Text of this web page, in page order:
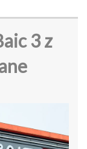
3 z